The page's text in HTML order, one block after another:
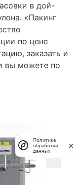
в дой-
«Пакинг
по цене
заказать и
вы можете по
Политика
обработки
данных